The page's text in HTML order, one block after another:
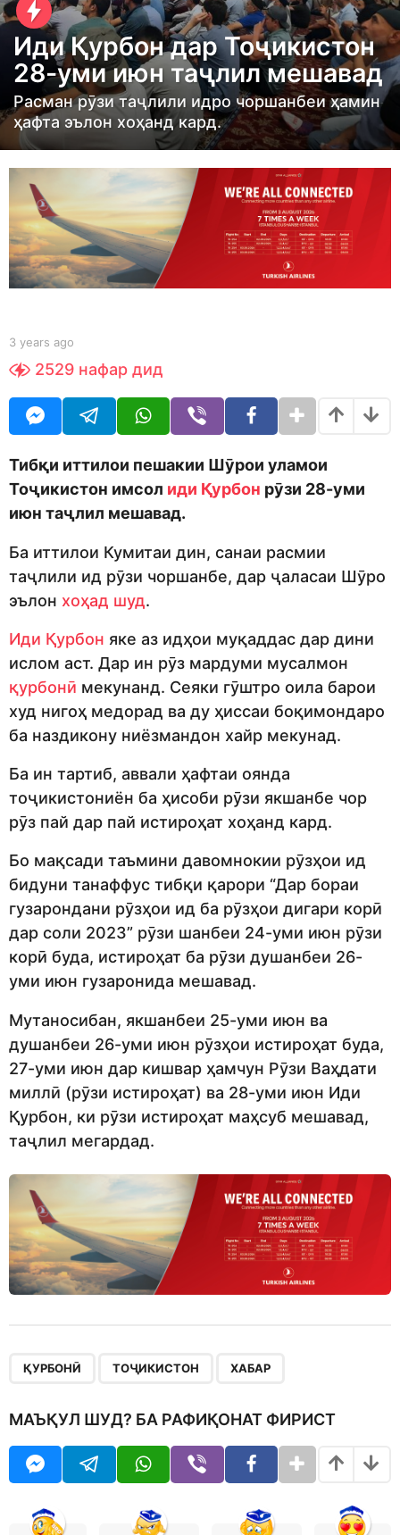
e
a
r
s
a
g
o
e
a
r
a
g
Иди Қурбон дар Тоҷикистон
28-уми июн таҷлил мешавад
Расман рӯзи таҷлили идро чоршанбеи ҳамин
ҳафта эълон хоҳанд кард.
b
S
h
d
o
3 years ago
e
g
2529 нафар дид
Тибқи иттилои пешакии Шӯрои уламои
Тоҷикистон имсол иди Қурбон рӯзи 28-уми
июн таҷлил мешавад.
Ба иттилои Кумитаи дин, санаи расмии
таҷлили ид рӯзи чоршанбе, дар ҷаласаи Шӯро
эълон хоҳад шуд.
Иди Қурбон яке аз идҳои муқаддас дар дини
ислом аст. Дар ин рӯз мардуми мусалмон
қурбонӣ мекунанд. Сеяки гӯштро оила барои
худ нигоҳ медорад ва ду ҳиссаи боқимондаро
ба наздикону ниёзмандон хайр мекунад.
Ба ин тартиб, аввали ҳафтаи оянда
тоҷикистониён ба ҳисоби рӯзи якшанбе чор
рӯз пай дар пай истироҳат хоҳанд кард.
Бо мақсади таъмини давомнокии рӯзҳои ид
бидуни танаффус тибқи қарори “Дар бораи
гузарондани рӯзҳои ид ба рӯзҳои дигари корӣ
дар соли 2023” рӯзи шанбеи 24-уми июн рӯзи
корӣ буда, истироҳат ба рӯзи душанбеи 26-
уми июн гузаронида мешавад.
Мутаносибан, якшанбеи 25-уми июн ва
душанбеи 26-уми июн рӯзҳои истироҳат буда,
27-уми июн дар кишвар ҳамчун Рӯзи Ваҳдати
миллӣ (рӯзи истироҳат) ва 28-уми июн Иди
Қурбон, ки рӯзи истироҳат маҳсуб мешавад,
таҷлил мегардад.
ҚУРБОНӢ ТОҶИКИСТОН ХАБАР
МАЪҚУЛ ШУД? БА РАФИҚОНАТ ФИРИСТ